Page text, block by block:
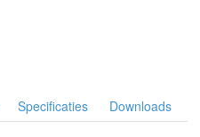
Specificaties Downloads